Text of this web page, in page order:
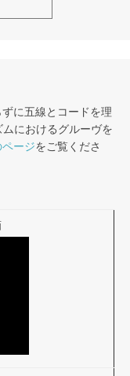
に五線とコードを理
におけるグルーヴを
ページをご覧くださ